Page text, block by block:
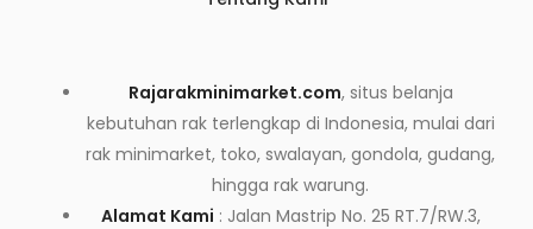
Rajarakminimarket.com, situs belanja
kebutuhan rak terlengkap di Indonesia, mulai dari
rak minimarket, toko, swalayan, gondola, gudang,
hingga rak warung.
Alamat Kami : Jalan Mastrip No. 25 RT.7/RW.3,